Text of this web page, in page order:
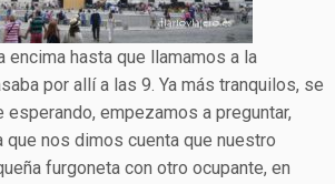
encima hasta que llamamos a la
por allí a las 9. Ya más tranquilos, se
esperando, empezamos a preguntar,
que nos dimos cuenta que nuestro
furgoneta con otro ocupante, en